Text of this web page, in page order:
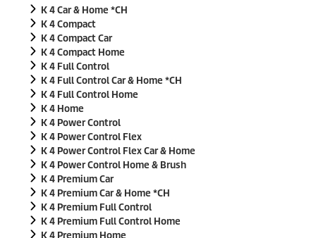
K 4 Car & Home *CH
K 4 Compact
K 4 Compact Car
K 4 Compact Home
K 4 Full Control
K 4 Full Control Car & Home *CH
K 4 Full Control Home
K 4 Home
K 4 Power Control
K 4 Power Control Flex
K 4 Power Control Flex Car & Home
K 4 Power Control Home & Brush
K 4 Premium Car
K 4 Premium Car & Home *CH
K 4 Premium Full Control
K 4 Premium Full Control Home